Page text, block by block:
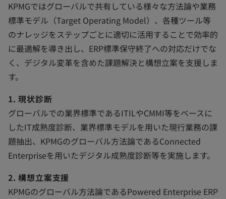
KPMGではグローバルで共有している様々な方法論や業務
標準モデル（Target Operating Model）、各種ツール等
のナレッジをステップごとに適切に活用することで効率的
に最適解を導き出し、ERP標準保守終了への対応だけでな
く、デジタル変革を含めた課題解決と構想立案を支援しま
す。
1. 現状診断
グローバルでの業界標準であるITILやCMMI等をベースに
したIT成熟度診断、業界標準モデルを用いた現行業務の課
題抽出、KPMGのグローバル方法論であるConnected
Enterpriseを用いたデジタル成熟度診断等を実施します。
2. 構想立案支援
KPMGのグローバル方法論であるPowered Enterprise ERP